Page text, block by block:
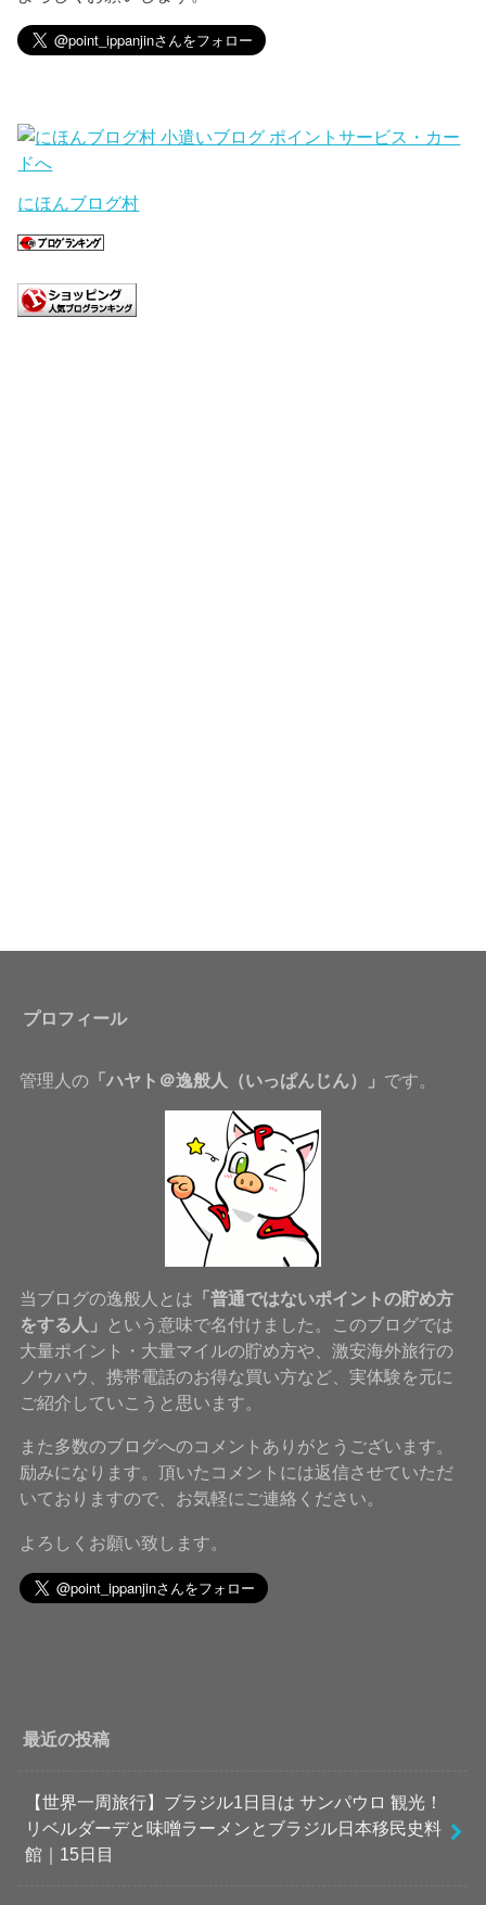
にほんブログ村
プロフィール
管理人の「ハヤト＠逸般人（いっぱんじん）」 です。
当ブログの逸般人とは 「普通ではないポイントの貯め方
をする人」
という意味で名付けました。このブログでは
大量ポイント・大量マイルの貯め方や、激安海外旅行の
ノウハウ、携帯電話のお得な買い方など、実体験を元に
ご紹介していこうと思います。
また多数のブログへのコメントありがとうございます。
励みになります。頂いたコメントには返信させていただ
いておりますので、お気軽にご連絡ください。
よろしくお願い致します。
最近の投稿
【世界一周旅行】ブラジル1日目は サンパウロ 観光！
リベルダーデと味噌ラーメンとブラジル日本移民史料
館｜15日目